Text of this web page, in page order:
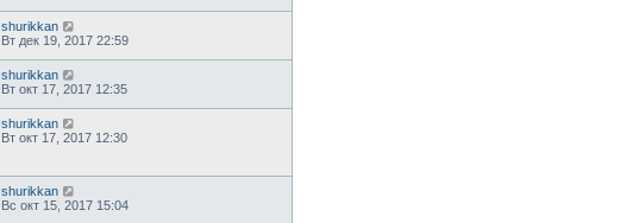
shurikkan
Вт дек 19, 2017 22:59
shurikkan
Вт окт 17, 2017 12:35
shurikkan
Вт окт 17, 2017 12:30
shurikkan
Вс окт 15, 2017 15:04